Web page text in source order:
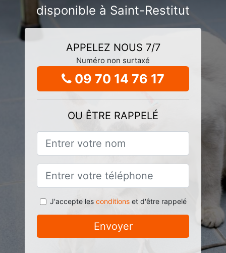
disponible à Saint-Restitut
APPELEZ NOUS 7/7
Numéro non surtaxé
09 70 14 76 17
OU ÊTRE RAPPELÉ
J'accepte les conditionset d'être rappelé
Envoyer